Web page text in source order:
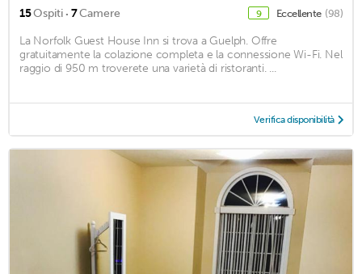
15Ospiti · 7Camere 9 Eccellente (98)
La Norfolk Guest House Inn si trova a Guelph. Offre
gratuitamente la colazione completa e la connessione Wi-Fi. Nel
raggio di 950 m troverete una varietà di ristoranti. ...
Verifica disponibilità